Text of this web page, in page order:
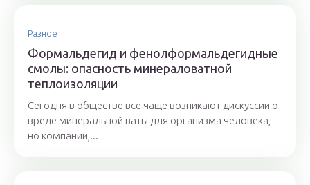
Разное
Формальдегид и фенолформальдегидные
смолы: опасность минераловатной
теплоизоляции
Сегодня в обществе все чаще возникают дискуссии о
вреде минеральной ваты для организма человека,
но компании,...